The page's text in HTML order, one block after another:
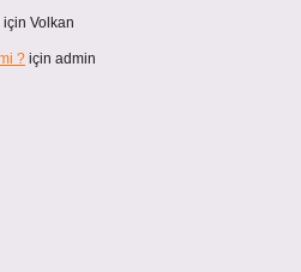
için Volkan
? için admin